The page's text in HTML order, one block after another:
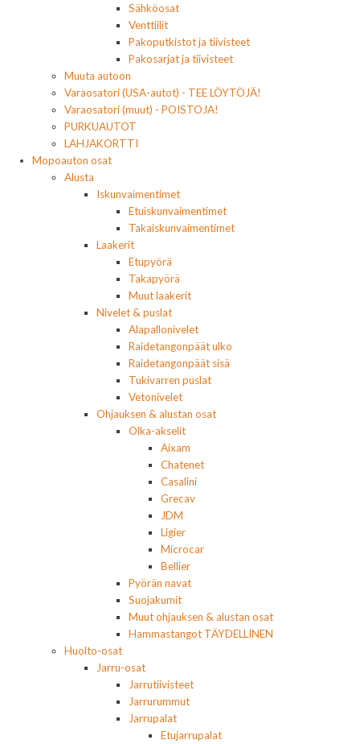
Sähköosat
Venttiilit
Pakoputkistot ja tiivisteet
Pakosarjat ja tiivisteet
Muuta autoon
Varaosatori (USA-autot) - TEE LÖYTÖJÄ!
Varaosatori (muut) - POISTOJA!
PURKUAUTOT
LAHJAKORTTI
Mopoauton osat
Alusta
Iskunvaimentimet
Etuiskunvaimentimet
Takaiskunvaimentimet
Laakerit
Etupyörä
Takapyörä
Muut laakerit
Nivelet & puslat
Alapallonivelet
Raidetangonpäät ulko
Raidetangonpäät sisä
Tukivarren puslat
Vetonivelet
Ohjauksen & alustan osat
Olka-akselit
Aixam
Chatenet
Casalini
Grecav
JDM
Ligier
Microcar
Bellier
Pyörän navat
Suojakumit
Muut ohjauksen & alustan osat
Hammastangot TÄYDELLINEN
Huolto-osat
Jarru-osat
Jarrutiivisteet
Jarrurummut
Jarrupalat
Etujarrupalat